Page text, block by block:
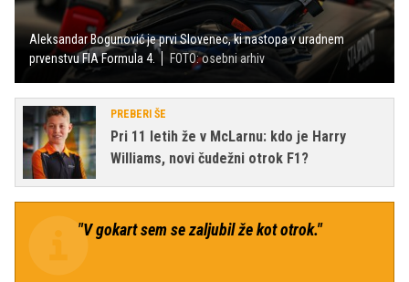
Aleksandar Bogunović je prvi Slovenec, ki nastopa v uradnem
prvenstvu FIA Formula 4.
FOTO: osebni arhiv
PREBERI ŠE
Pri 11 letih že v McLarnu: kdo je Harry
Williams, novi čudežni otrok F1?
"V gokart sem se zaljubil že kot otrok."